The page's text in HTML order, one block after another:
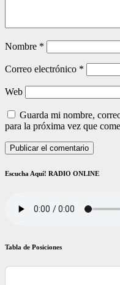
Nombre *
Correo electrónico *
Web
Guarda mi nombre,
para la próxima vez que
Escucha Aquí! RADIO ONLINE
Tabla de Posiciones